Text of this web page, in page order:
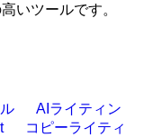
いツールです。
AIライティン
コピーライティ